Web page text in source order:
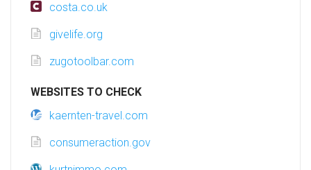
costa.co.uk
givelife.org
zugotoolbar.com
WEBSITES TO CHECK
kaernten-travel.com
consumeraction.gov